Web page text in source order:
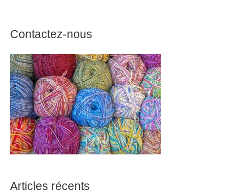
Contactez-nous
Articles récents